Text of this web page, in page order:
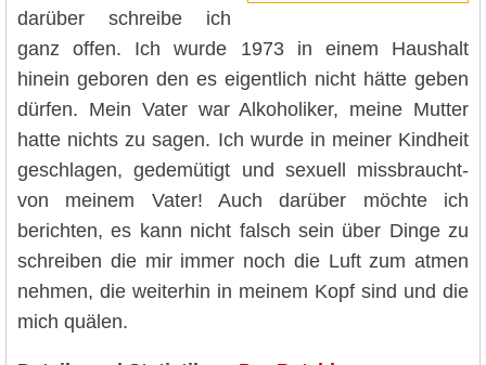
darüber schreibe ich
ganz offen. Ich wurde 1973 in einem Haushalt
hinein geboren den es eigentlich nicht hätte geben
dürfen. Mein Vater war Alkoholiker, meine Mutter
hatte nichts zu sagen. Ich wurde in meiner Kindheit
geschlagen, gedemütigt und sexuell missbraucht-
von meinem Vater! Auch darüber möchte ich
berichten, es kann nicht falsch sein über Dinge zu
schreiben die mir immer noch die Luft zum atmen
nehmen, die weiterhin in meinem Kopf sind und die
mich quälen.